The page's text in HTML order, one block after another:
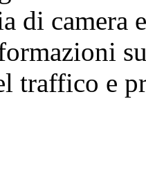
di camera
traffico e